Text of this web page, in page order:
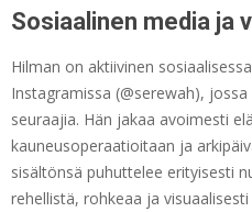
Sosiaalinen media ja
Hilman on aktiivinen
Instagramissa (@serewah),
seuraajia. Hän jakaa avoimesti
kauneusoperaatioitaan ja
sisältönsä puhuttelee erityisesti
rehellistä, rohkeaa ja